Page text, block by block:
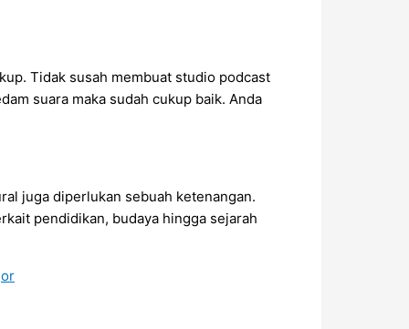
Tidak susah membuat studio podcast
suara maka sudah cukup baik. Anda
juga diperlukan sebuah ketenangan.
pendidikan, budaya hingga sejarah